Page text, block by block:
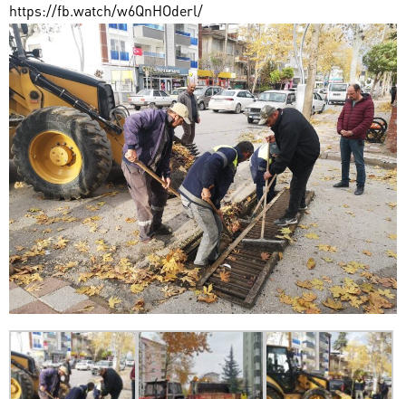
https://fb.watch/w6QnHOderl/